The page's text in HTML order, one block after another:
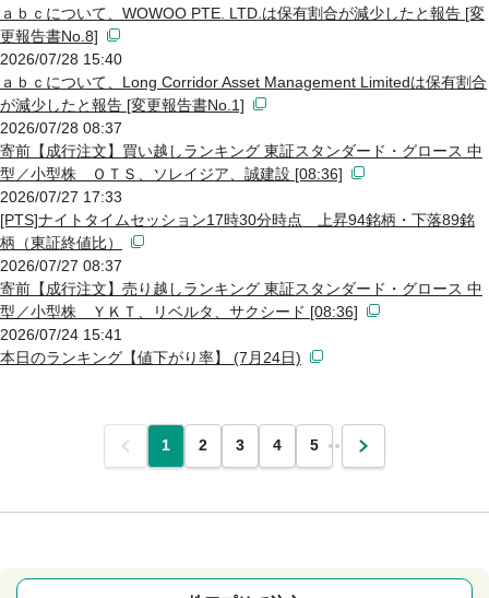
ａｂｃについて、WOWOO PTE. LTD.は保有割合が減少したと報告 [変
更報告書No.8]
2026/07/28 15:40
ａｂｃについて、Long Corridor Asset Management Limitedは保有割合
が減少したと報告 [変更報告書No.1]
2026/07/28 08:37
寄前【成行注文】買い越しランキング 東証スタンダード・グロース 中
型／小型株 ＯＴＳ、ソレイジア、誠建設 [08:36]
2026/07/27 17:33
[PTS]ナイトタイムセッション17時30分時点 上昇94銘柄・下落89銘
柄（東証終値比）
2026/07/27 08:37
寄前【成行注文】売り越しランキング 東証スタンダード・グロース 中
型／小型株 ＹＫＴ、リベルタ、サクシード [08:36]
2026/07/24 15:41
本日のランキング【値下がり率】 (7月24日)
前 1 2 3 4 5 … 次